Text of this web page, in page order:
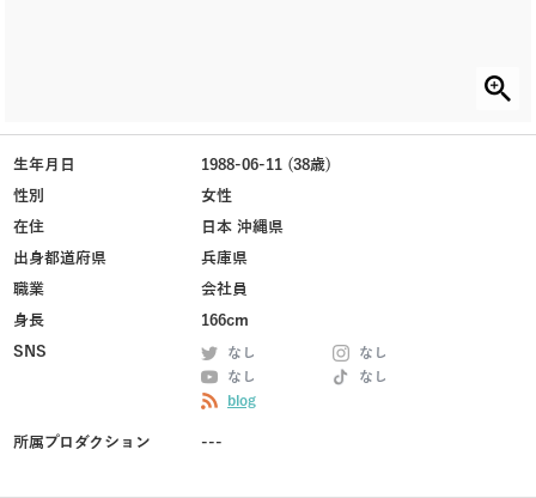
生年月日
1988-06-11 (38歳)
性別
女性
在住
日本 沖縄県
出身都道府県
兵庫県
職業
会社員
身長
166cm
SNS
なし
なし
なし
なし
blog
所属プロダクション ---